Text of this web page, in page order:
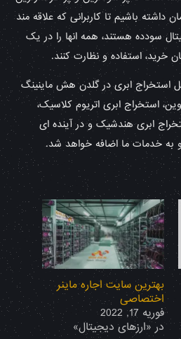
داشته باشیم تا کاربرانی که علاقه مند
سودده هستند، همه انها را در یک
خرید، استفاده و نظارت کنند.
استخراج ابری در گلدن هش ماینینگ
استخراج ابری اتریوم کلاسیک،
ابری هندشیک و در آینده ای
به خدمات ما اضافه خواهد شد.
بهترین سایت اجاره ماینر
اختصاصی
فوریه 17, 2022
در «ارزهای دیجیتال»